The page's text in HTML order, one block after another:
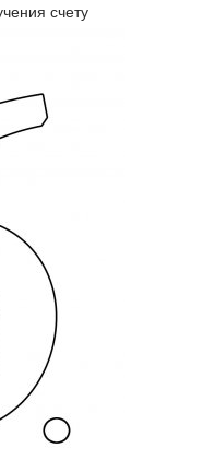
счету